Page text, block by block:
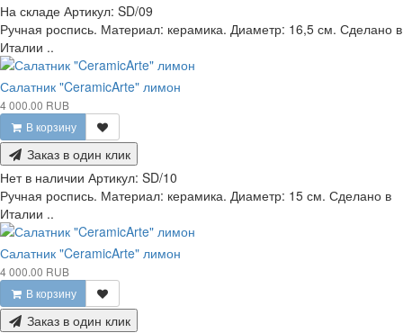
На складе Артикул: SD/09
Ручная роспись. Материал: керамика. Диаметр: 16,5 см. Сделано в
Италии ..
Салатник "CeramicArte" лимон
4 000.00 RUB
В корзину
Заказ в один клик
Нет в наличии Артикул: SD/10
Ручная роспись. Материал: керамика. Диаметр: 15 см. Сделано в
Италии ..
Салатник "CeramicArte" лимон
4 000.00 RUB
В корзину
Заказ в один клик